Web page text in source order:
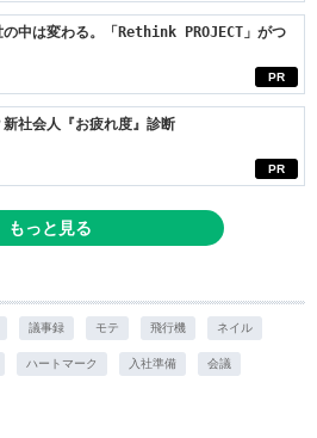
PR
の中は変わる。「Rethink PROJECT」がつ
PR
社会人『お疲れ度』診断
もっと見る
議事録 モテ 飛行機 ネイル
ハートマーク 入社準備 会議